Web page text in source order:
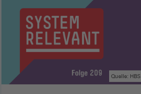
für die
der Arbeitswelten.
Quelle: HBS